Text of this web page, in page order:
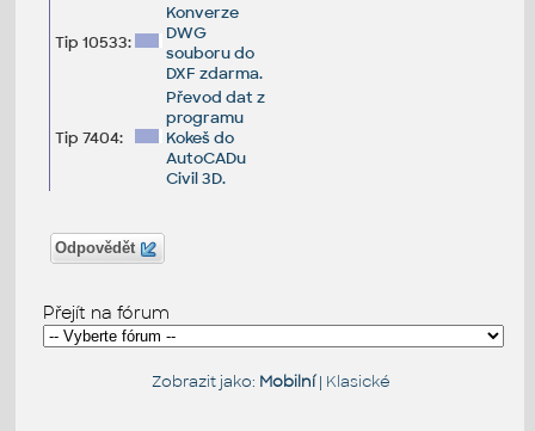
Tip 10533:
Konverze
DWG
souboru do
DXF zdarma.
Tip 7404:
Převod dat z
programu
Kokeš do
AutoCADu
Civil 3D.
Odpovědět
Přejít na fórum
Zobrazit jako: Mobilní| Klasické